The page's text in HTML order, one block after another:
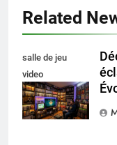
Related
salle de jeu
video
collectionneur